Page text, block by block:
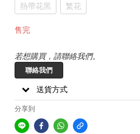
熱帶花黑
繁花
售完
若想購買，請聯絡我們。
聯絡我們
送貨方式
分享到